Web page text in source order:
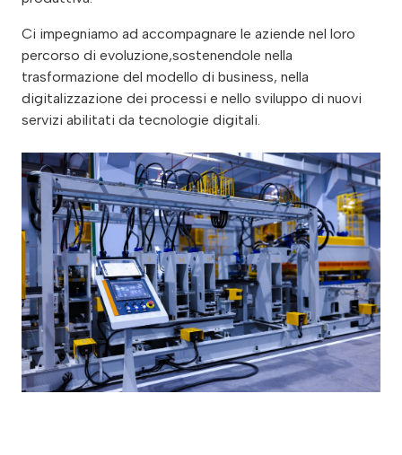
Ci impegniamo ad accompagnare le aziende nel loro
percorso di evoluzione,sostenendole nella
trasformazione del modello di business, nella
digitalizzazione dei processi e nello sviluppo di nuovi
servizi abilitati da tecnologie digitali.